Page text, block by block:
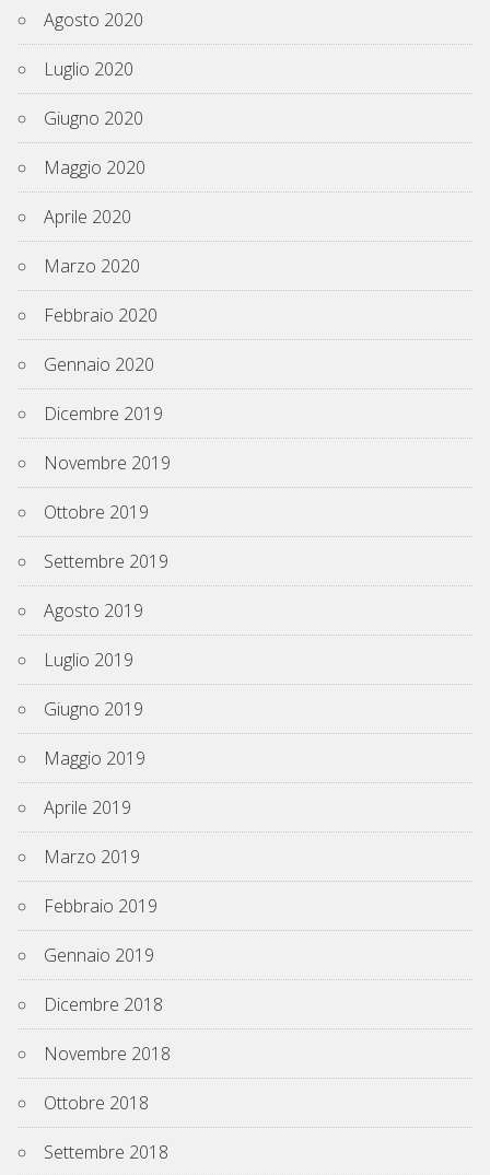
Agosto 2020
Luglio 2020
Giugno 2020
Maggio 2020
Aprile 2020
Marzo 2020
Febbraio 2020
Gennaio 2020
Dicembre 2019
Novembre 2019
Ottobre 2019
Settembre 2019
Agosto 2019
Luglio 2019
Giugno 2019
Maggio 2019
Aprile 2019
Marzo 2019
Febbraio 2019
Gennaio 2019
Dicembre 2018
Novembre 2018
Ottobre 2018
Settembre 2018